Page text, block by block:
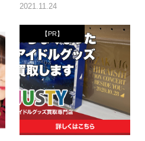
2021.11.24
【PR】